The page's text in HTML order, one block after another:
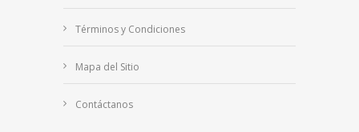
Términos y Condiciones
Mapa del Sitio
Contáctanos